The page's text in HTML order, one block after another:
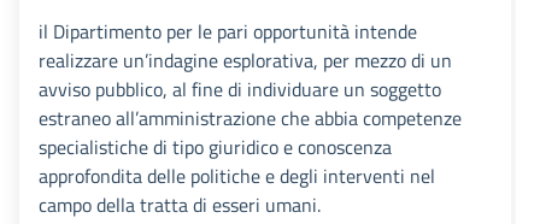
il Dipartimento per le pari opportunità intende
realizzare un’indagine esplorativa, per mezzo di un
avviso pubblico, al fine di individuare un soggetto
estraneo all’amministrazione che abbia competenze
specialistiche di tipo giuridico e conoscenza
approfondita delle politiche e degli interventi nel
campo della tratta di esseri umani.